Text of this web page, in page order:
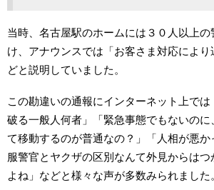
当時、名古屋駅のホームには３０人以上の
け、アナウンスでは「お客さま対応によ
どと説明していました。
この勘違いの通報にインターネット上で
破る一般人何者」「緊急事態でもないのに
て移動するのが普通なの？」「人相が悪
服警官とヤクザの区別なんて外見からは
よね」などと様々な声が多数みられました